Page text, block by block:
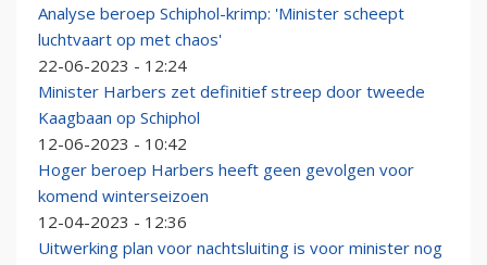
Analyse beroep Schiphol-krimp: 'Minister scheept
luchtvaart op met chaos'
22-06-2023 - 12:24
Minister Harbers zet definitief streep door tweede
Kaagbaan op Schiphol
12-06-2023 - 10:42
Hoger beroep Harbers heeft geen gevolgen voor
komend winterseizoen
12-04-2023 - 12:36
Uitwerking plan voor nachtsluiting is voor minister nog